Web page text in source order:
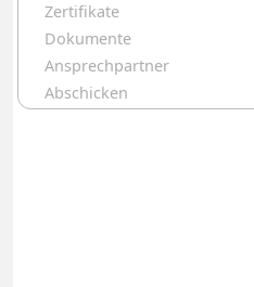
Zertifikate
Dokumente
Ansprechpartner
Abschicken